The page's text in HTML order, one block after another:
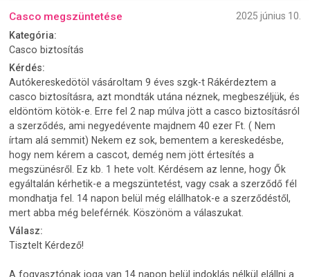
Casco megszüntetése
2025 június 10.
Kategória:
Casco biztosítás
Kérdés:
Autókereskedötöl vásároltam 9 éves szgk-t Rákérdeztem a
casco biztosításra, azt mondták utána néznek, megbeszéljük, és
eldöntöm kötök-e. Erre fel 2 nap múlva jött a casco biztosításról
a szerződés, ami negyedévente majdnem 40 ezer Ft. ( Nem
írtam alá semmit) Nekem ez sok, bementem a kereskedésbe,
hogy nem kérem a cascot, demég nem jött értesítés a
megszünésről. Ez kb. 1 hete volt. Kérdésem az lenne, hogy Ők
egyáltalán kérhetik-e a megszüntetést, vagy csak a szerződő fél
mondhatja fel. 14 napon belül még elállhatok-e a szerződéstől,
mert abba még beleférnék. Köszönöm a válaszukat.
Válasz:
Tisztelt Kérdező!
A fogyasztónak joga van 14 napon belül indoklás nélkül elállni a